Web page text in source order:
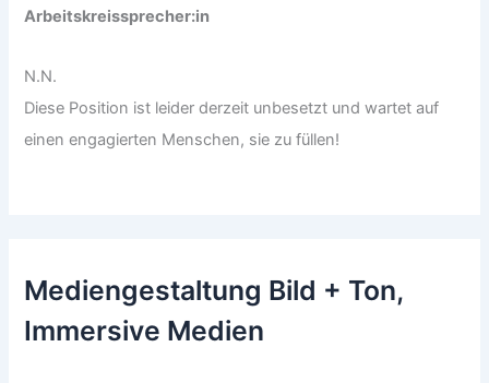
Arbeitskreissprecher:in
N.N.
Diese Position ist leider derzeit unbesetzt und wartet auf
einen engagierten Menschen, sie zu füllen!
Mediengestaltung Bild + Ton,
Immersive Medien